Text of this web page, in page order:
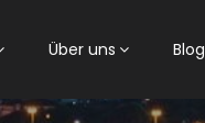
Über uns Blog